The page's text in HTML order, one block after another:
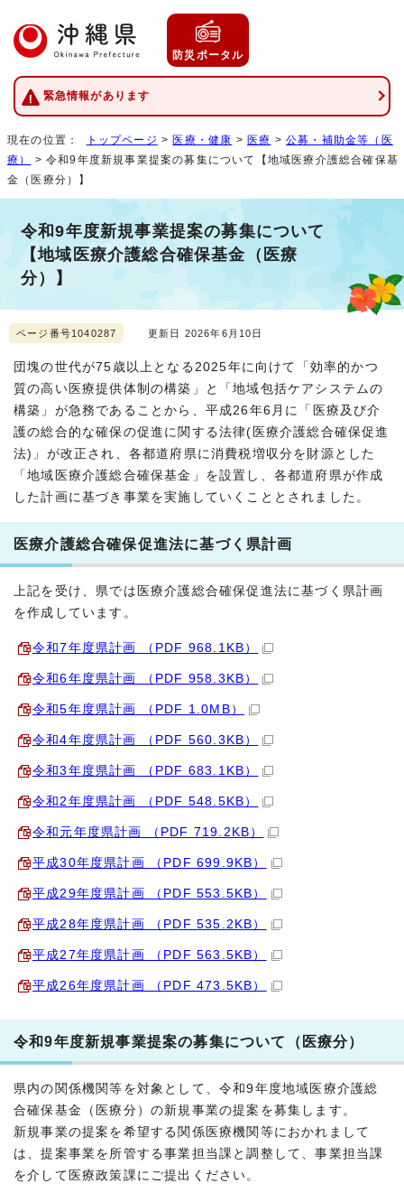
防災ポータル
緊急情報があります
現在の位置： トップページ >医療・健康 >医療 >公募・補助金等（医
療）
> 令和9年度新規事業提案の募集について【地域医療介護総合確保基
金（医療分）】
令和9年度新規事業提案の募集について
【地域医療介護総合確保基金（医療
分）】
ページ番号1040287 更新日 2026年6月10日
団塊の世代が75歳以上となる2025年に向けて「効率的かつ
質の高い医療提供体制の構築」と「地域包括ケアシステムの
構築」が急務であることから、平成26年6月に「医療及び介
護の総合的な確保の促進に関する法律(医療介護総合確保促進
法)」が改正され、各都道府県に消費税増収分を財源とした
「地域医療介護総合確保基金」を設置し、各都道府県が作成
した計画に基づき事業を実施していくこととされました。
医療介護総合確保促進法に基づく県計画
上記を受け、県では医療介護総合確保促進法に基づく県計画
を作成しています。
令和7年度県計画 （PDF 968.1KB）
令和6年度県計画 （PDF 958.3KB）
令和5年度県計画 （PDF 1.0MB）
令和4年度県計画 （PDF 560.3KB）
令和3年度県計画 （PDF 683.1KB）
令和2年度県計画 （PDF 548.5KB）
令和元年度県計画 （PDF 719.2KB）
平成30年度県計画 （PDF 699.9KB）
平成29年度県計画 （PDF 553.5KB）
平成28年度県計画 （PDF 535.2KB）
平成27年度県計画 （PDF 563.5KB）
平成26年度県計画 （PDF 473.5KB）
令和9年度新規事業提案の募集について（医療分）
県内の関係機関等を対象として、令和9年度地域医療介護総
合確保基金（医療分）の新規事業の提案を募集します。
新規事業の提案を希望する関係医療機関等におかれまして
は、提案事業を所管する事業担当課と調整して、事業担当課
を介して医療政策課にご提出ください。